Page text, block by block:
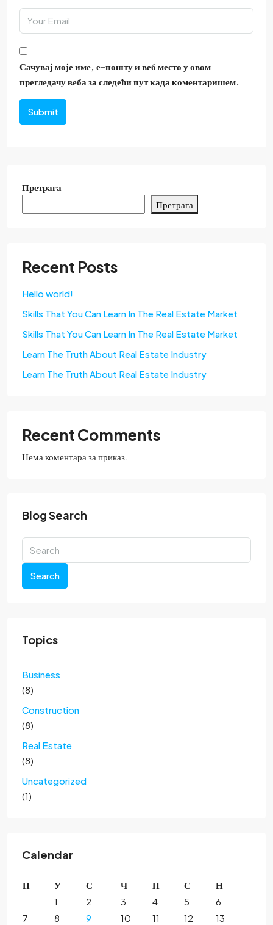
Сачувај моје име, е-пошту и веб место у овом
прегледачу веба за следећи пут када коментаришем.
Submit
Претрага
Претрага
Recent Posts
Hello world!
Skills That You Can Learn In The Real Estate Market
Skills That You Can Learn In The Real Estate Market
Learn The Truth About Real Estate Industry
Learn The Truth About Real Estate Industry
Recent Comments
Нема коментара за приказ.
Blog Search
Search
Topics
Business
(8)
Construction
(8)
Real Estate
(8)
Uncategorized
(1)
Calendar
П У С Ч П С
Н
1
2 3 4 5
6
7
8 9 10 11 12
13